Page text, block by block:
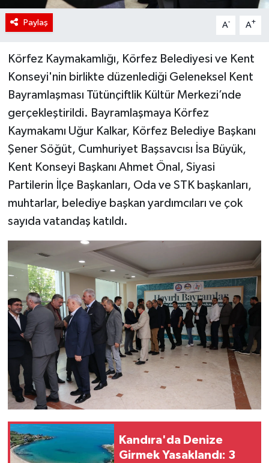
Paylaş A- A+
Körfez Kaymakamlığı, Körfez Belediyesi ve Kent
Konseyi'nin birlikte düzenlediği Geleneksel Kent
Bayramlaşması Tütünçiftlik Kültür Merkezi’nde
gerçekleştirildi. Bayramlaşmaya Körfez
Kaymakamı Uğur Kalkar, Körfez Belediye Başkanı
Şener Söğüt, Cumhuriyet Başsavcısı İsa Büyük,
Kent Konseyi Başkanı Ahmet Önal, Siyasi
Partilerin İlçe Başkanları, Oda ve STK başkanları,
muhtarlar, belediye başkan yardımcıları ve çok
sayıda vatandaş katıldı.
Kandıra'da Denize
Girmek Yasaklandı: 3